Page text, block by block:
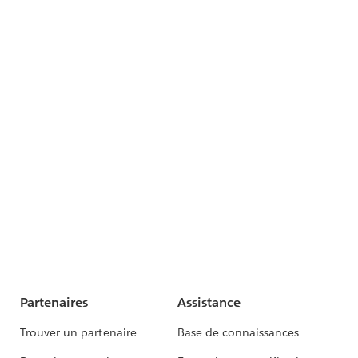
Partenaires
Trouver un partenaire
Assistance
Base de connaissances